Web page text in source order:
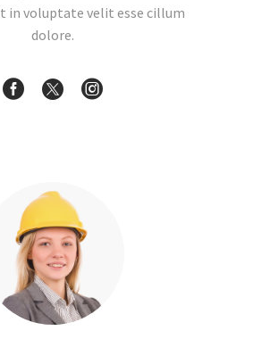
in voluptate velit esse cillum
dolore.